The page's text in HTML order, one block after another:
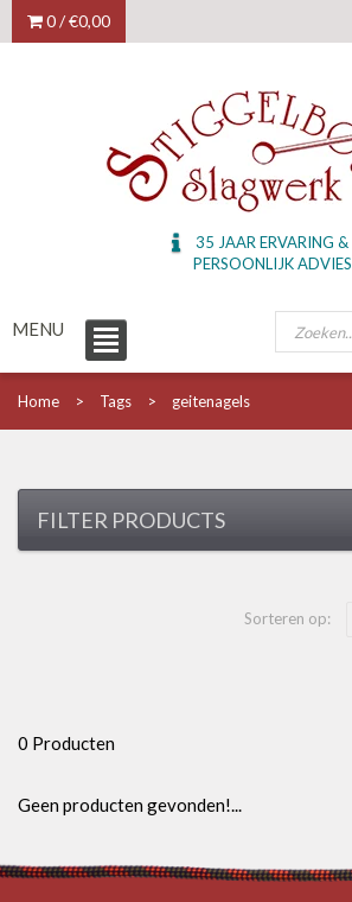
0 /€0,00
35 JAAR ERVARING &
PERSOONLIJK ADVIES
MENU
Home Tags geitenagels
FILTER PRODUCTS
Sorteren op:
0 Producten
Geen producten gevonden!...